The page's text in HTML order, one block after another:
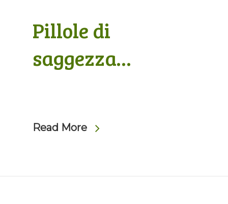
Pillole di
saggezza…
Read More